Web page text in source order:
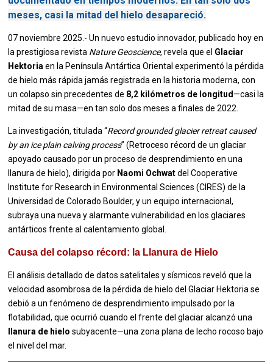
meses, casi la mitad del hielo desapareció.
07 noviembre 2025.- Un nuevo estudio innovador, publicado hoy en
la prestigiosa revista Nature Geoscience, revela que el Glaciar
Hektoria en la Península Antártica Oriental experimentó la pérdida
de hielo más rápida jamás registrada en la historia moderna, con
un colapso sin precedentes de 8,2 kilómetros de longitud —casi la
mitad de su masa—en tan solo dos meses a finales de 2022.
La investigación, titulada “Record grounded glacier retreat caused
by an ice plain calving process” (Retroceso récord de un glaciar
apoyado causado por un proceso de desprendimiento en una
llanura de hielo), dirigida por Naomi Ochwatdel Cooperative
Institute for Research in Environmental Sciences (CIRES) de la
Universidad de Colorado Boulder, y un equipo internacional,
subraya una nueva y alarmante vulnerabilidad en los glaciares
antárticos frente al calentamiento global.
Causa del colapso récord: la Llanura de Hielo
El análisis detallado de datos satelitales y sísmicos reveló que la
velocidad asombrosa de la pérdida de hielo del Glaciar Hektoria se
debió a un fenómeno de desprendimiento impulsado por la
flotabilidad, que ocurrió cuando el frente del glaciar alcanzó una
llanura de hielo subyacente—una zona plana de lecho rocoso bajo
el nivel del mar.